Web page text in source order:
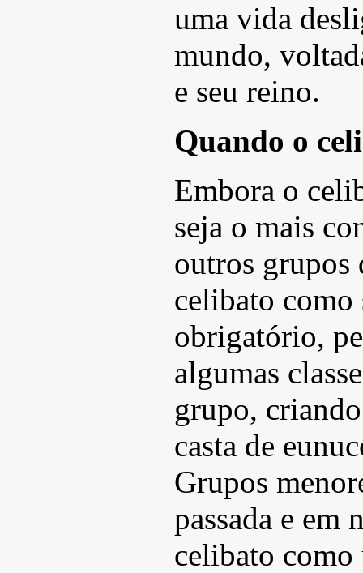
uma vida
mundo,
e seu reino.
Quando o
Embora o
seja o mais
outros grupos
celibato como
obrigatório,
algumas
grupo,
casta de
Grupos
passada e em
celibato como